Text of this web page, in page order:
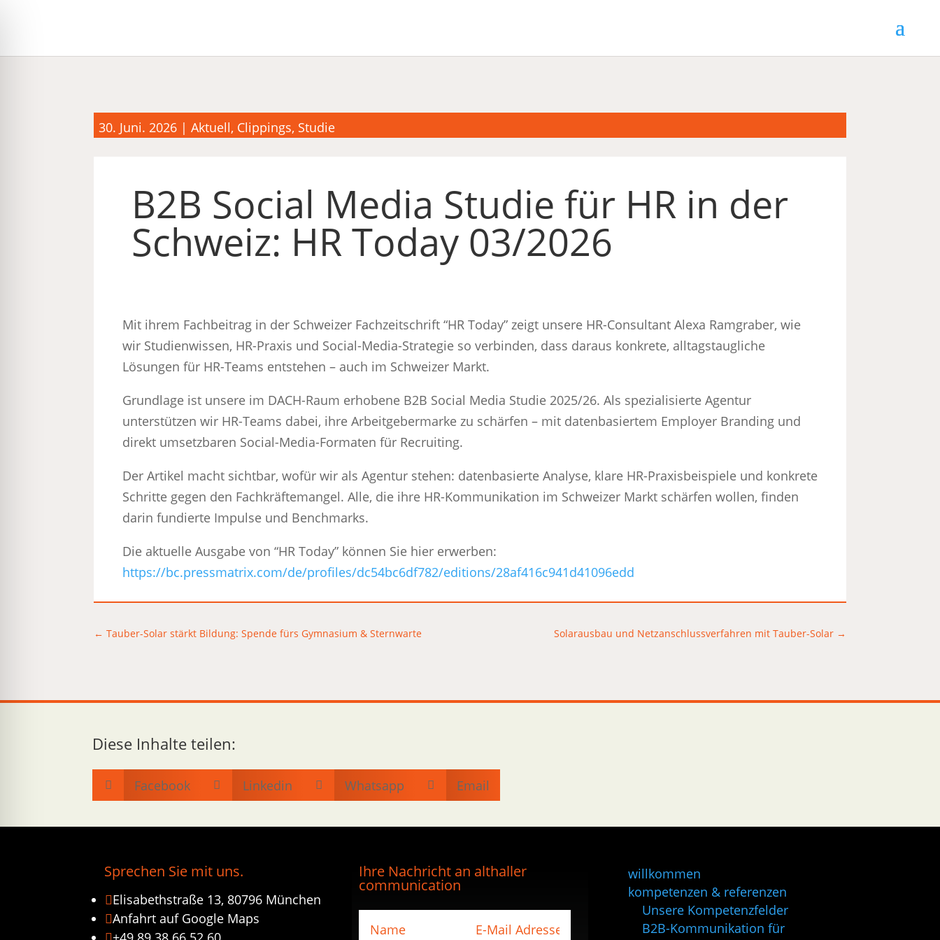
30. Juni. 2026 |Aktuell, Clippings, Studie
B2B Social Media Studie für HR in der
Schweiz: HR Today 03/2026
Mit ihrem Fachbeitrag in der Schweizer Fachzeitschrift “HR Today” zeigt unsere HR-Consultant Alexa Ramgraber, wie
wir Studienwissen, HR-Praxis und Social-Media-Strategie so verbinden, dass daraus konkrete, alltagstaugliche
Lösungen für HR-Teams entstehen – auch im Schweizer Markt.
Grundlage ist unsere im DACH-Raum erhobene B2B Social Media Studie 2025/26. Als spezialisierte Agentur
unterstützen wir HR-Teams dabei, ihre Arbeitgebermarke zu schärfen – mit datenbasiertem Employer Branding und
direkt umsetzbaren Social-Media-Formaten für Recruiting.
Der Artikel macht sichtbar, wofür wir als Agentur stehen: datenbasierte Analyse, klare HR-Praxisbeispiele und konkrete
Schritte gegen den Fachkräftemangel. Alle, die ihre HR-Kommunikation im Schweizer Markt schärfen wollen, finden
darin fundierte Impulse und Benchmarks.
Die aktuelle Ausgabe von “HR Today” können Sie hier erwerben:
https://bc.pressmatrix.com/de/profiles/dc54bc6df782/editions/28af416c941d41096edd
←Tauber-Solar stärkt Bildung: Spende fürs Gymnasium & Sternwarte Solarausbau und Netzanschlussverfahren mit Tauber-Solar→
Diese Inhalte teilen:
 Facebook  Linkedin  Whatsapp  Email
Sprechen Sie mit uns.
Elisabethstraße 13, 80796 München
Anfahrt auf Google Maps
Ihre Nachricht an althaller
communication
willkommen
kompetenzen & referenzen
Unsere Kompetenzfelder
B2B-Kommunikation für